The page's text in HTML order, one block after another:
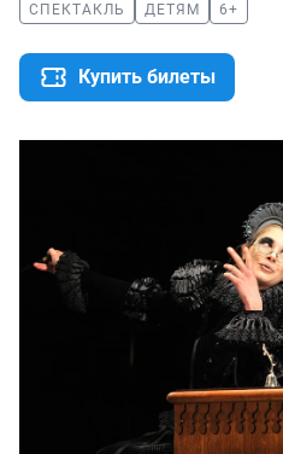
СПЕКТАКЛЬ ДЕТЯМ 6+
Купить билеты